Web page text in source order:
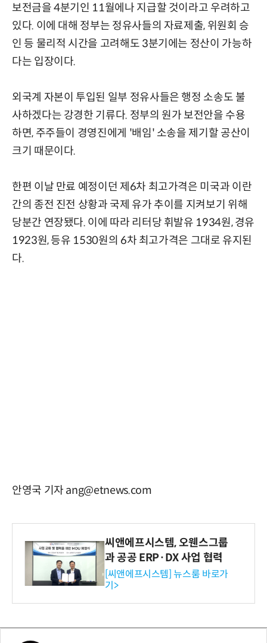
보전금을 4분기인 11월에나 지급할 것이라고 우려하고
있다. 이에 대해 정부는 정유사들의 자료제출, 위원회 승
인 등 물리적 시간을 고려해도 3분기에는 정산이 가능하
다는 입장이다.
외국계 자본이 투입된 일부 정유사들은 행정 소송도 불
사하겠다는 강경한 기류다. 정부의 원가 보전안을 수용
하면, 주주들이 경영진에게 '배임' 소송을 제기할 공산이
크기 때문이다.
한편 이날 만료 예정이던 제6차 최고가격은 미국과 이란
간의 종전 진전 상황과 국제 유가 추이를 지켜보기 위해
당분간 연장됐다. 이에 따라 리터당 휘발유 1934원, 경유
1923원, 등유 1530원의 6차 최고가격은 그대로 유지된
다.
안영국 기자 ang@etnews.com
씨앤에프시스템, 오웬스그룹
과 공공 ERP·DX 사업 협력
[씨앤에프시스템] 뉴스룸 바로가
기>